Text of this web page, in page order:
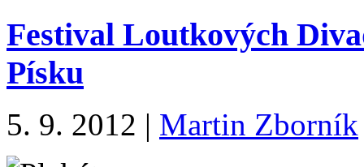
Festival Loutkových
Písku
5. 9. 2012 | Martin Zborník